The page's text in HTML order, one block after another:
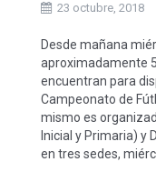
23 octubre, 2018
Desde mañana
aproximadamente
encuentran para
Campeonato de
mismo es
Inicial y Primaria) y
en tres sedes,